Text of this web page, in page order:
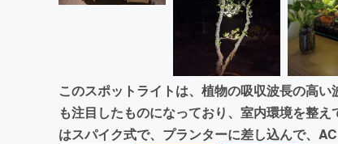
このスポットライトは、植物の吸収波長の高
も注目したものになっており、室内環境を整
はスパイク式で、プランターに差し込んで、